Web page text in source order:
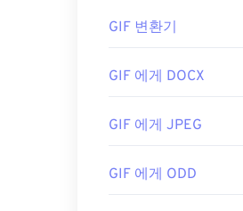
GIF 변환기
GIF 에게 DOCX
GIF 에게 JPEG
GIF 에게 ODD